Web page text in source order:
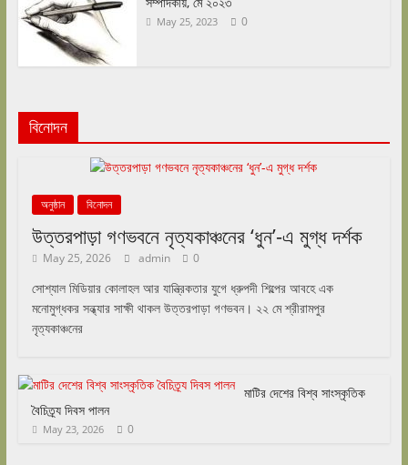
May 25, 2023 0
বিনোদন
অনুষ্ঠান বিনোদন
উত্তরপাড়া গণভবনে নৃত্যকাঞ্চনের ‘ধুন’-এ মুগ্ধ দর্শক
May 25, 2026 admin 0
সোশ্যাল মিডিয়ার কোলাহল আর যান্ত্রিকতার যুগে ধ্রুপদী শিল্পের আবহে এক
মনোমুগ্ধকর সন্ধ্যার সাক্ষী থাকল উত্তরপাড়া গণভবন। ২২ মে শ্রীরামপুর
নৃত্যকাঞ্চনের
মাটির দেশের বিশ্ব সাংস্কৃতিক
বৈচিত্র্য দিবস পালন
May 23, 2026 0